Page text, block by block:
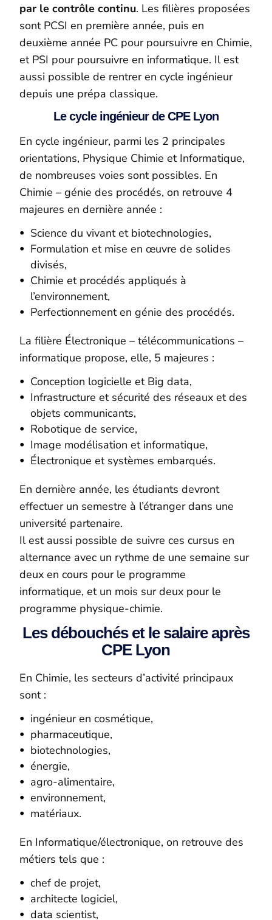
par le contrôle continu. Les filières proposées
sont PCSI en première année, puis en
deuxième année PC pour poursuivre en Chimie,
et PSI pour poursuivre en informatique. Il est
aussi possible de rentrer en cycle ingénieur
depuis une prépa classique.
Le cycle ingénieur de CPE Lyon
En cycle ingénieur, parmi les 2 principales
orientations, Physique Chimie et Informatique,
de nombreuses voies sont possibles. En
Chimie – génie des procédés, on retrouve 4
majeures en dernière année :
Science du vivant et biotechnologies,
Formulation et mise en œuvre de solides
divisés,
Chimie et procédés appliqués à
l’environnement,
Perfectionnement en génie des procédés.
La filière Électronique – télécommunications –
informatique propose, elle, 5 majeures :
Conception logicielle et Big data,
Infrastructure et sécurité des réseaux et des
objets communicants,
Robotique de service,
Image modélisation et informatique,
Électronique et systèmes embarqués.
En dernière année, les étudiants devront
effectuer un semestre à l’étranger dans une
université partenaire.
Il est aussi possible de suivre ces cursus en
alternance avec un rythme de une semaine sur
deux en cours pour le programme
informatique, et un mois sur deux pour le
programme physique-chimie.
Les débouchés et le salaire après
CPE Lyon
En Chimie, les secteurs d’activité principaux
sont :
ingénieur en cosmétique,
pharmaceutique,
biotechnologies,
énergie,
agro-alimentaire,
environnement,
matériaux.
En Informatique/électronique, on retrouve des
métiers tels que :
chef de projet,
architecte logiciel,
data scientist,